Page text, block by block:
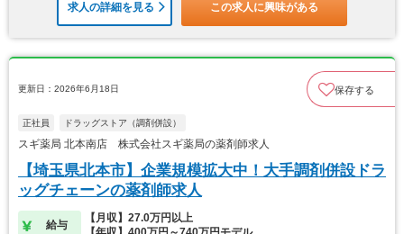
求人の詳細を見る この求人に興味がある
更新日：2026年6月18日 保存する
正社員 ドラッグストア（調剤併設）
スギ薬局 北本南店 株式会社スギ薬局の薬剤師求人
【埼玉県北本市】企業規模拡大中！大手調剤併設ドラ
ッグチェーンの薬剤師求人
給与
【月収】27.0万円以上